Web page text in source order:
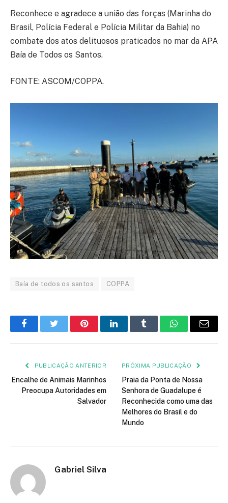
Reconhece e agradece a união das forças (Marinha do
Brasil, Polícia Federal e Polícia Militar da Bahia) no
combate dos atos delituosos praticados no mar da APA
Baía de Todos os Santos.
FONTE: ASCOM/COPPA.
Baía de todos os santos COPPA
FacebookTwitter PinterestLinkedInTumblr WhatsApp
E-
PUBLICAÇÃO ANTERIOR
Encalhe de Animais Marinhos
Preocupa Autoridades em
Salvador
PRÓXIMA PUBLICAÇÃO
Praia da Ponta de Nossa
Senhora de Guadalupe é
Reconhecida como uma das
Melhores do Brasil e do
Mundo
Gabriel Silva